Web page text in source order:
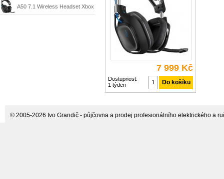
A50 7.1 Wireless Headset Xbox
und PC Už nikdy nepořádek v
kabelech s novými Astra 7.1
7 999 Kč
Dostupnost:
1 týden
© 2005-2026 Ivo Grandič - půjčovna a prodej profesionálního elektrického a